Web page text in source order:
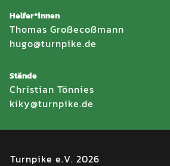
Helfer*innen
Thomas Großecoßmann
hugo@turnpike.de
Stände
Christian Tönnies
kiky@turnpike.de
Turnpike e.V. 2026